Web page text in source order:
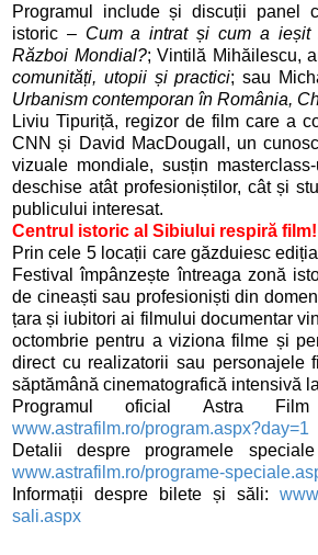
Programul include și discuții panel
istoric – Cum a intrat și cum a ieșit
Război Mondial?; Vintilă Mihăilescu,
comunități, utopii și practici; sau
Urbanism contemporan în România,
Liviu Tipuriță, regizor de film care a
CNN și David MacDougall, un
vizuale mondiale, susțin
deschise atât profesioniștilor, cât și
publicului interesat.
Centrul istoric al Sibiului respiră film!
Prin cele 5 locații care găzduiesc
Festival împânzește întreaga zonă
de cineaști sau profesioniști din
țara și iubitori ai filmului documentar
octombrie pentru a viziona filme și
direct cu realizatorii sau personajele
săptămână cinematografică intensivă
Programul oficial Astra
www.astrafilm.ro/program.aspx?day=1
Detalii despre programele
www.astrafilm.ro/programe-
Informații despre bilete și săli:
sali.aspx